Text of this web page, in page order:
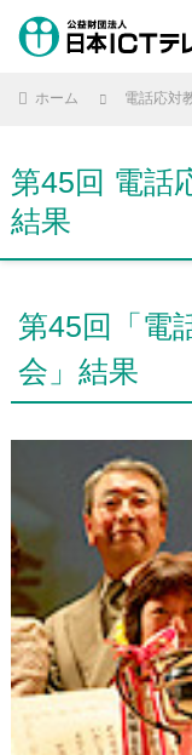
ホーム 電話応対
第45回 電話
結果
第45回「電
会」結果